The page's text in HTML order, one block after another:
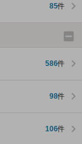
85件
586件
98件
106件